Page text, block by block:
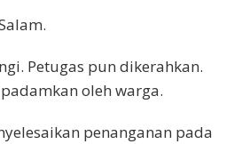
Petugas pun dikerahkan.
oleh warga.
penanganan pada